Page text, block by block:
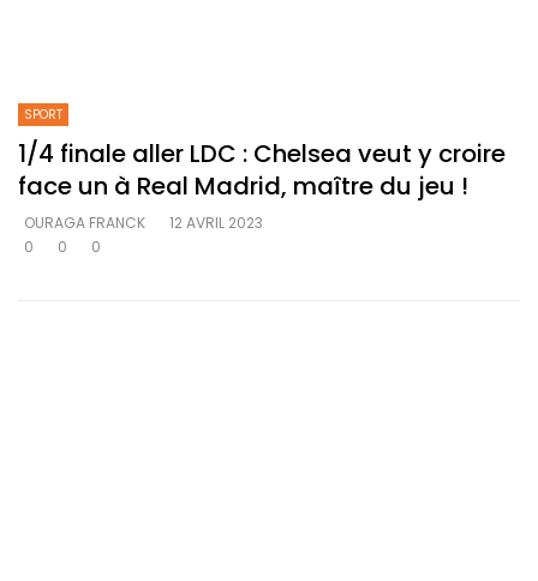
SPORT
1/4 finale aller LDC : Chelsea veut y croire
face un à Real Madrid, maître du jeu !
OURAGA FRANCK
12 AVRIL 2023
0
0 0